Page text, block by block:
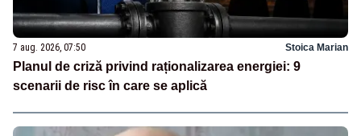
7 aug. 2026, 07:50 Stoica Marian
Planul de criză privind raționalizarea energiei: 9
scenarii de risc în care se aplică